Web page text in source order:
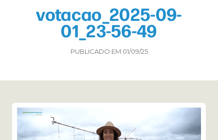
votacao_2025-09-
01_23-56-49
PUBLICADO EM 01/09/25